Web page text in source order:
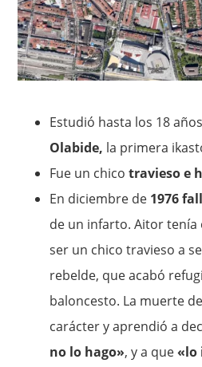
Estudió hasta los 18
Olabide, la primera
Fue un chicotravieso e
En diciembre de 1976
de un infarto. Aitor tenía
ser un chico travieso a
rebelde, que acabó
baloncesto. La muerte
carácter y aprendió a
no lo hago», y a que«lo